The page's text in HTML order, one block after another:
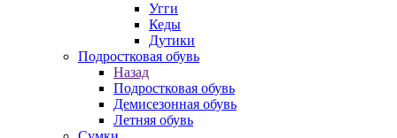
Угги
Кеды
Дутики
Подростковая обувь
Назад
Подростковая обувь
Демисезонная обувь
Летняя обувь